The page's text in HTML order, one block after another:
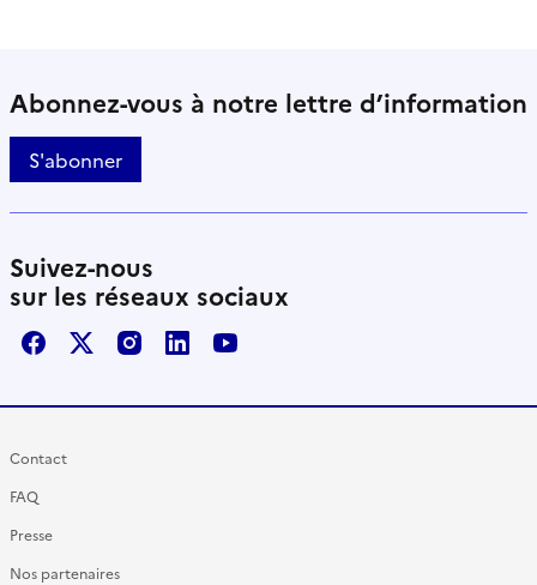
Abonnez-vous à notre lettre d’information
S'abonner
Suivez-nous
sur les réseaux sociaux
FacebookX / TwitterInstagram
LinkedInYoutube
Contact
FAQ
Presse
Nos partenaires